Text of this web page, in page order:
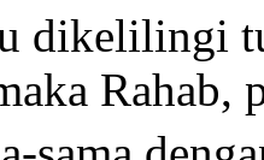
dikelilingi
Rahab,